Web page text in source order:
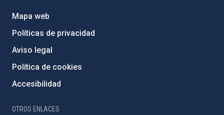
Mapa web
Políticas de privacidad
Aviso legal
Política de cookies
Accesibilidad
OTROS ENLACES